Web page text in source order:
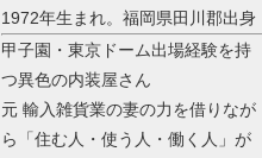
1972年生まれ。福岡県田川郡出身
甲子園・東京ドーム出場経験を持
つ異色の内装屋さん
元 輸入雑貨業の妻の力を借りなが
ら「住む人・使う人・働く人」が